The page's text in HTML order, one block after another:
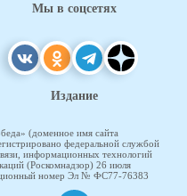
Мы в соцсетях
Издание
(доменное имя сайта
федеральной службой
информационных технологий
(Роскомнадзор) 26 июля
номер Эл № ФС77-76383